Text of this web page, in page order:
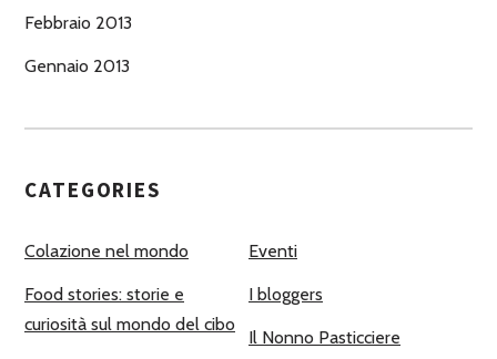
Febbraio 2013
Gennaio 2013
CATEGORIES
Colazione nel mondo Eventi
Food stories: storie e
curiosità sul mondo del cibo
I bloggers
Il Nonno Pasticciere